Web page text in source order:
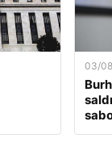
03/